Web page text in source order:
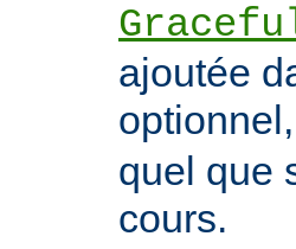
ajoutée
quel que
cours.